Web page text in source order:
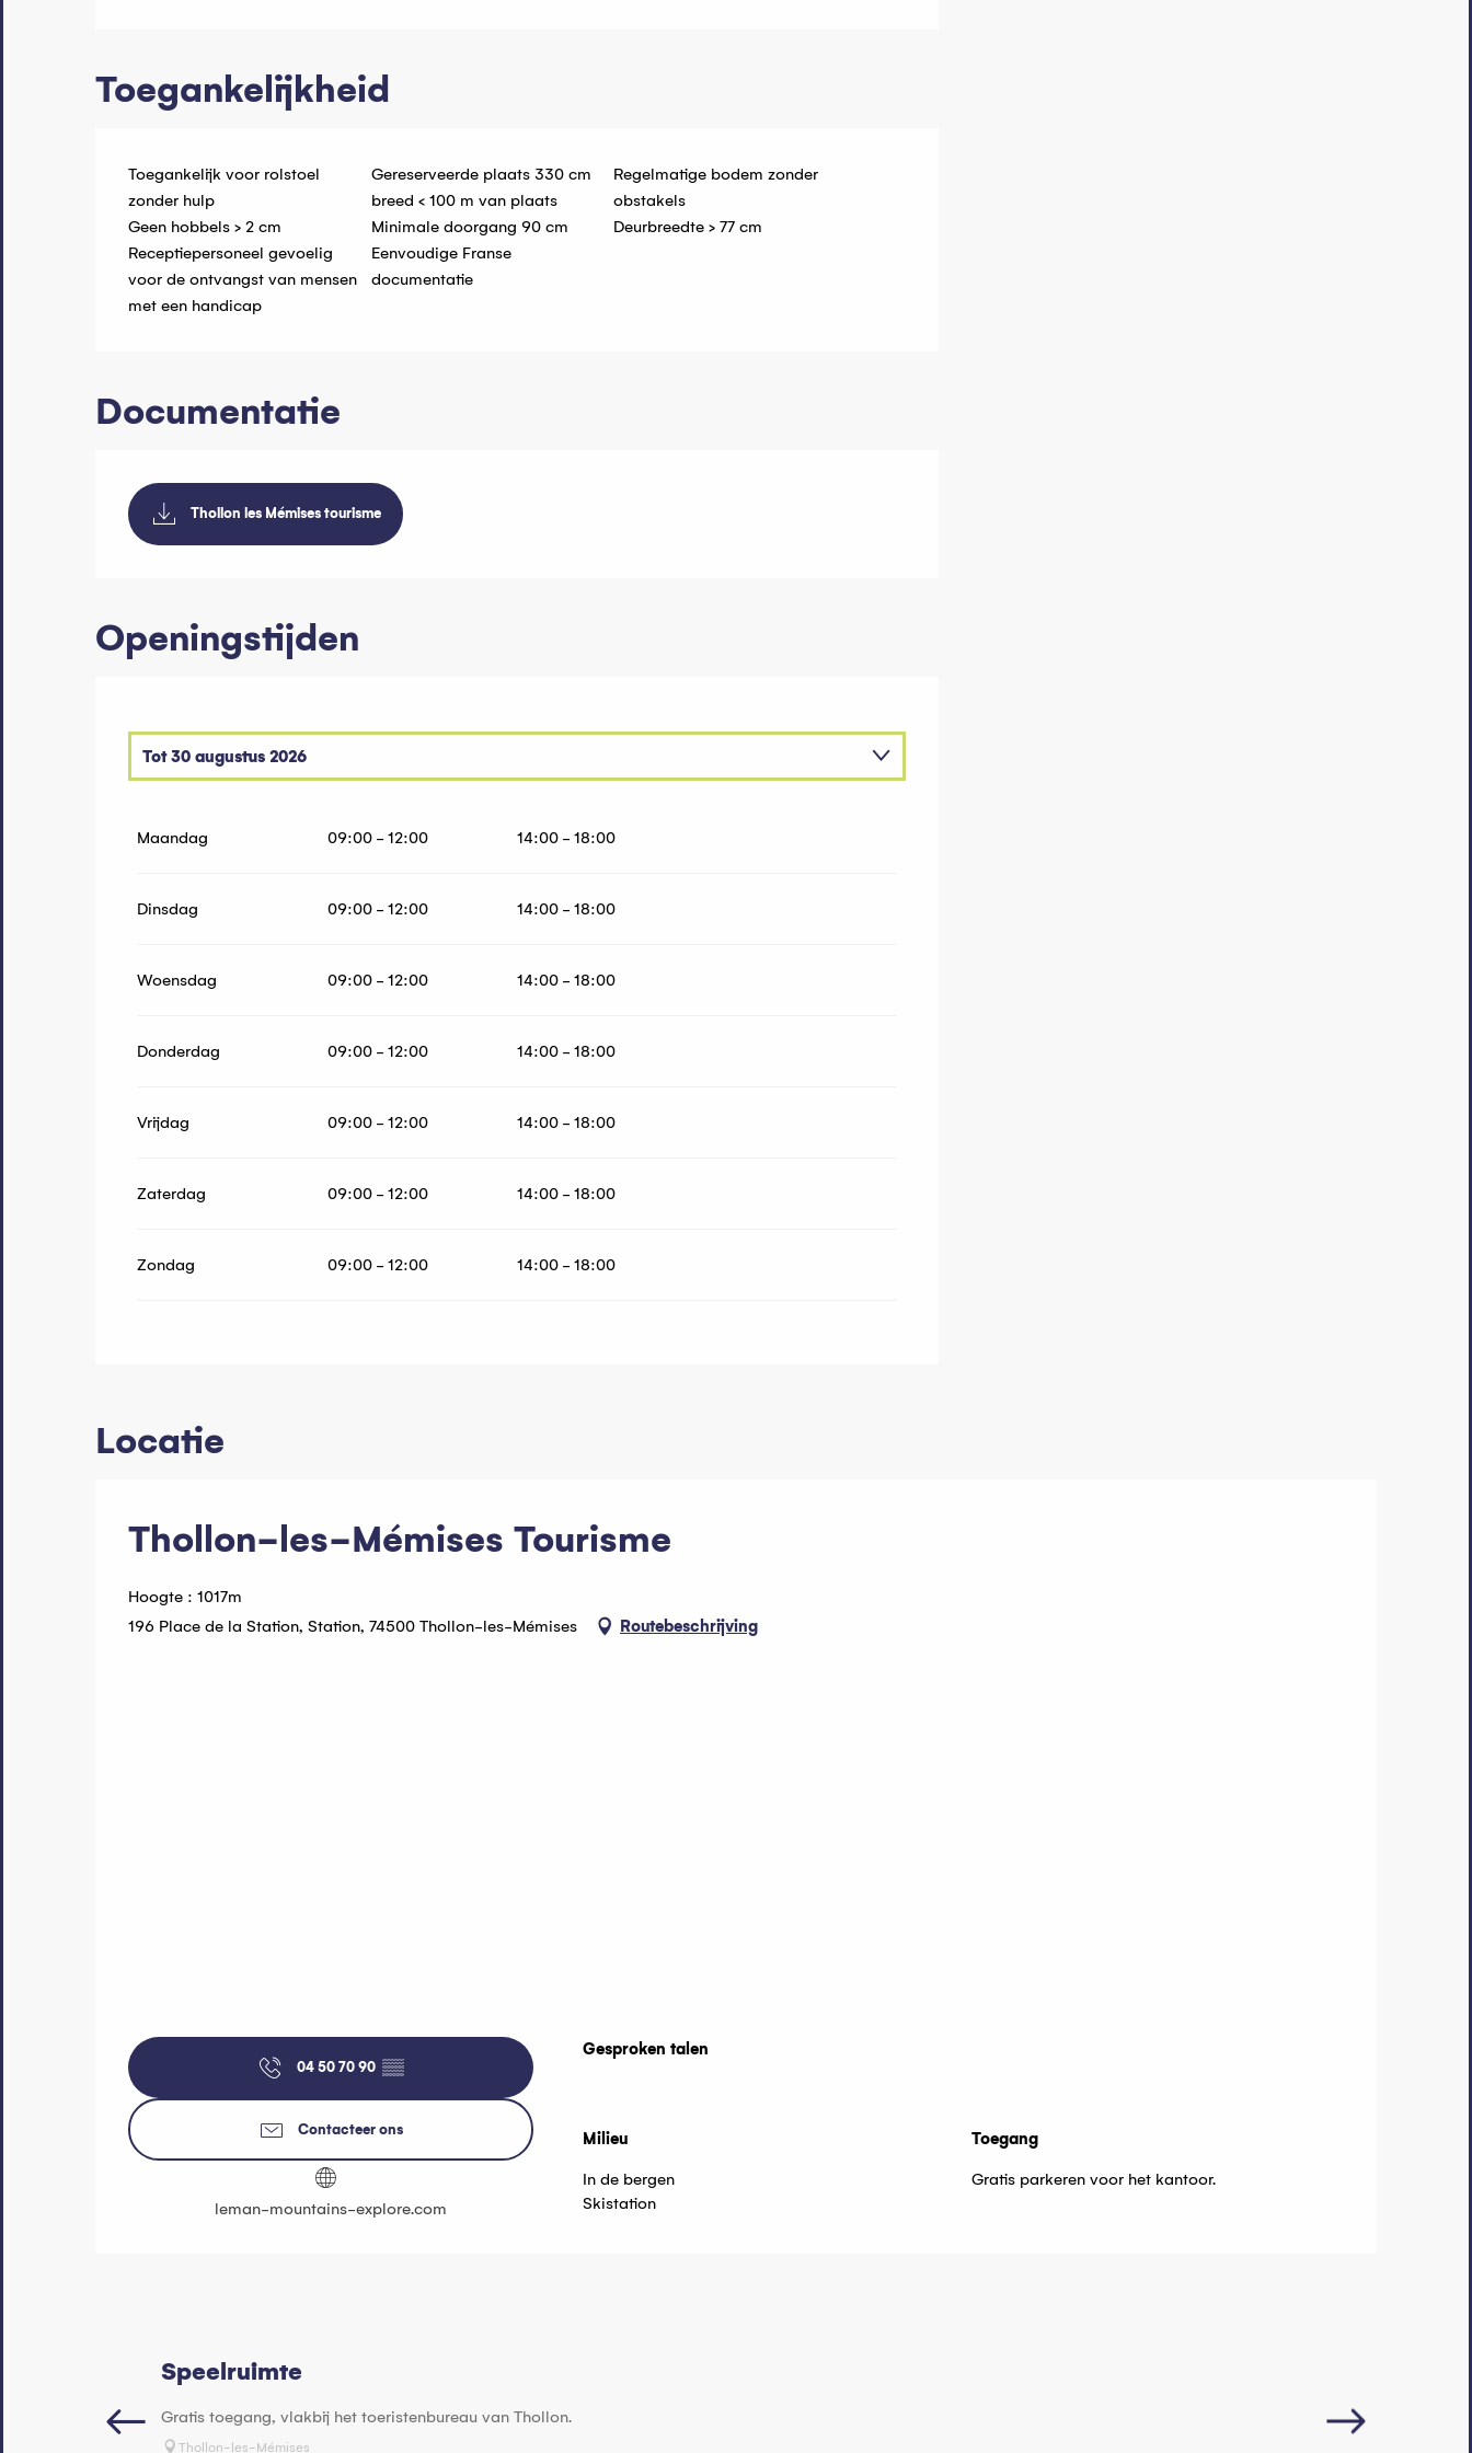
Toegankelijkheid
Toegankelijk voor rolstoel
zonder hulp
Gereserveerde plaats 330 cm
breed < 100 m van plaats
Regelmatige bodem zonder
obstakels
Geen hobbels > 2 cm
Minimale doorgang 90 cm
Deurbreedte > 77 cm
Receptiepersoneel gevoelig
voor de ontvangst van mensen
met een handicap
Eenvoudige Franse
documentatie
Documentatie
Thollon les Mémises tourisme
Openingstijden
19 juni 2026
Tot30 augustus 2026
Maandag 09:00 - 12:00 14:00 - 18:00
Dinsdag 09:00 - 12:00 14:00 - 18:00
Woensdag 09:00 - 12:00 14:00 - 18:00
Donderdag 09:00 - 12:00 14:00 - 18:00
Vrijdag 09:00 - 12:00 14:00 - 18:00
Zaterdag 09:00 - 12:00 14:00 - 18:00
Zondag 09:00 - 12:00 14:00 - 18:00
Locatie
Thollon-les-Mémises Tourisme
Hoogte : 1017m
196 Place de la Station, Station, 74500 Thollon-les-Mémises
Routebeschrijving
04 50 70 90 ▒▒
Contacteer ons
leman-mountains-explore.com
Gesproken talen
Gesproken talen
Milieu
Milieu
In de bergen
Skistation
Toegang
Toegang
Gratis parkeren voor het kantoor.
Speelruimte
Gratis toegang, vlakbij het toeristenbureau van Thollon.
Thollon-les-Mémises
Parkeerplaats voor